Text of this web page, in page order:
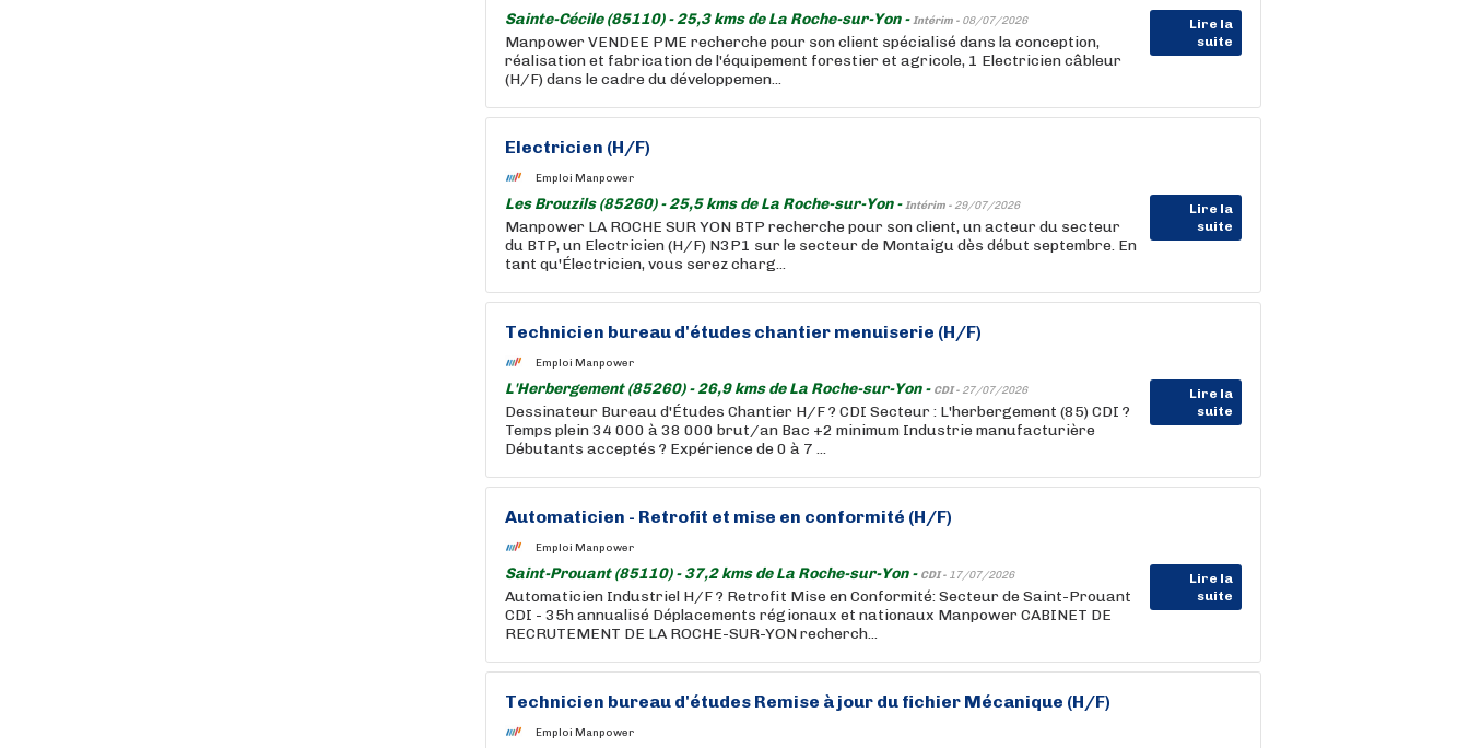
Sainte-Cécile (85110) - 25,3 kms de La Roche-sur-Yon -Intérim - 08/07/2026
Lire la
suite
Manpower VENDEE PME recherche pour son client spécialisé dans la conception,
réalisation et fabrication de l'équipement forestier et agricole, 1 Electricien câbleur
(H/F) dans le cadre du développemen...
Electricien (H/F)
Emploi Manpower
Les Brouzils (85260) - 25,5 kms de La Roche-sur-Yon -Intérim - 29/07/2026
Lire la
suite
Manpower LA ROCHE SUR YON BTP recherche pour son client, un acteur du secteur
du BTP, un Electricien (H/F) N3P1 sur le secteur de Montaigu dès début septembre. En
tant qu'Électricien, vous serez charg...
Technicien bureau d'études chantier menuiserie (H/F)
Emploi Manpower
L'Herbergement (85260) - 26,9 kms de La Roche-sur-Yon - CDI - 27/07/2026
Lire la
suite
Dessinateur Bureau d'Études Chantier H/F ? CDI Secteur : L'herbergement (85) CDI ?
Temps plein 34 000 à 38 000 brut/an Bac +2 minimum Industrie manufacturière
Débutants acceptés ? Expérience de 0 à 7 ...
Automaticien - Retrofit et mise en conformité (H/F)
Emploi Manpower
Saint-Prouant (85110) - 37,2 kms de La Roche-sur-Yon - CDI - 17/07/2026
Lire la
suite
Automaticien Industriel H/F ? Retrofit Mise en Conformité: Secteur de Saint-Prouant
CDI - 35h annualisé Déplacements régionaux et nationaux Manpower CABINET DE
RECRUTEMENT DE LA ROCHE-SUR-YON recherch...
Technicien bureau d'études Remise à jour du fichier Mécanique (H/F)
Emploi Manpower